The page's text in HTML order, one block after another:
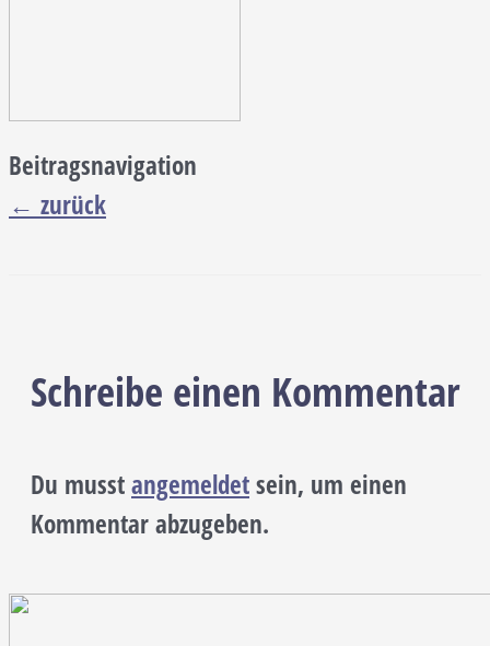
Beitragsnavigation
← zurück
Schreibe einen Kommentar
Du musstangemeldetsein, um einen
Kommentar abzugeben.